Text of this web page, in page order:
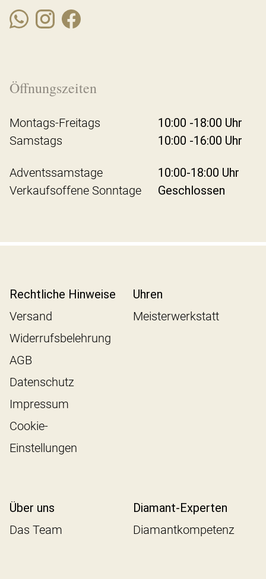
Öffnungszeiten
Montags-Freitags
10:00 -18:00 Uhr
Samstags
10:00 -16:00 Uhr
Adventssamstage
10:00-18:00 Uhr
Verkaufsoffene Sonntage
Geschlossen
Rechtliche Hinweise
Versand
Widerrufsbelehrung
AGB
Datenschutz
Impressum
Cookie-
Einstellungen
Uhren
Meisterwerkstatt
Über uns
Das Team
Diamant-Experten
Diamantkompetenz